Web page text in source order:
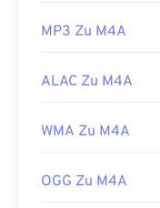
MP3 Zu M4A
ALAC Zu M4A
WMA Zu M4A
OGG Zu M4A